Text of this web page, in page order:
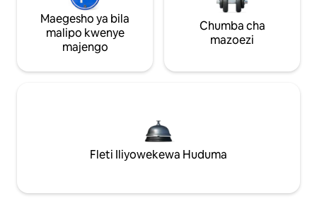
Maegesho ya bila
malipo kwenye
majengo
Chumba cha
mazoezi
Fleti Iliyowekewa Huduma